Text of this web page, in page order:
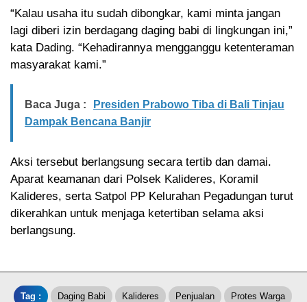
“Kalau usaha itu sudah dibongkar, kami minta jangan
lagi diberi izin berdagang daging babi di lingkungan ini,”
kata Dading. “Kehadirannya mengganggu ketenteraman
masyarakat kami.”
Baca Juga :
Presiden Prabowo Tiba di Bali Tinjau
Dampak Bencana Banjir
Aksi tersebut berlangsung secara tertib dan damai.
Aparat keamanan dari Polsek Kalideres, Koramil
Kalideres, serta Satpol PP Kelurahan Pegadungan turut
dikerahkan untuk menjaga ketertiban selama aksi
berlangsung.
Tag : Daging Babi Kalideres Penjualan Protes Warga